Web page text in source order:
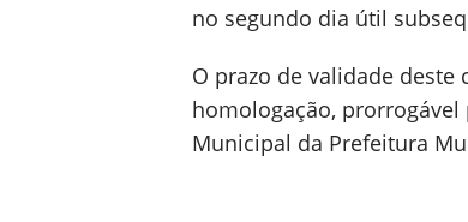
no segundo dia útil
O prazo de validade
homologação,
Municipal da Prefeitura